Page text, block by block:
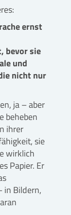
ernst
bevor sie
und
nicht nur
ja – aber
beheben
ihrer
sie
wirklich
Papier. Er
in Bildern,